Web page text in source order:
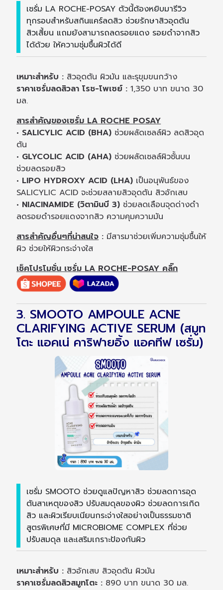
เซรั่ม LA ROCHE-POSAY ตัวนี้ต้องหยิบมารีวิว
ทุกรอบสำหรับสกินแคร์ลดสิว ช่วยรักษาสิวอุดตัน
สิวเสี้ยน แถมยังสามารถลดรอยแดง รอยดำจากสิว
ได้ด้วย ให้ความชุ่มชื้นผิวได้ดี
เหมาะสำหรับ : สิวอุดตัน ผิวมัน และรุขุมขนกว้าง
ราคาเซรั่มลดสิวลา โรช-โพเซย์ : 1,350 บาท ขนาด 30
มล.
สารสำคัญของเซรั่ม LA ROCHE POSAY
• SALICYLIC ACID (BHA) ช่วยผลัดเซลล์ผิว ลดสิวอุด
ตัน
• GLYCOLIC ACID (AHA) ช่วยผลัดเซลล์ผิวชั้นบน
ช่วยลดรอยสิว
• LIPO HYDROXY ACID (LHA) เป็นอนุพันธ์ของ
SALICYLIC ACID จะช่วยสลายสิวอุดตัน สิวอักเสบ
• NIACINAMIDE (วิตามินบี 3) ช่วยลดเลือนจุดด่างดำ
ลดรอยดำรอยแดงจากสิว ความคุมความมัน
สารสำคัญอื่นๆที่น่าสนใจ: มีสารมาช่วยเพิ่มความชุ่มชื้นให้
ผิว ช่วยให้ผิวกระจ่างใส
เช็คโปรโมชั่น เซรั่ม LA ROCHE-POSAY คลิ๊ก
3. SMOOTO AMPOULE ACNE
CLARIFYING ACTIVE SERUM (สมูท
โตะ แอคเน่ คาริฟายอิ้ง แอคทีฟ เซรั่ม)
เซรั่ม SMOOTO ช่วยดูแลปัญหาสิว ช่วยลดการอุด
ตันสาเหตุของสิว ปรับสมดุลของผิว ช่วยลดการเกิด
สิว และผิวเรียบเนียนกระจ่างใสอย่างเป็นธรรมชาติ
สูตรพิเศษที่มี MICROBIOME COMPLEX ที่ช่วย
ปรับสมดุล และเสริมเกราะป้องกันผิว
เหมาะสำหรับ : สิวอักเสบ สิวอุดตัน ผิวมัน
ราคาเซรั่มลดสิวสมูทโตะ : 890 บาท ขนาด 30 มล.